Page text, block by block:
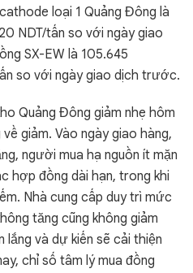
loại 1 Quảng Đông là
NDT/tấn so với ngày giao
SX-EW là 105.645
so với ngày giao dịch trước.
Quảng Đông giảm nhẹ hôm
giảm. Vào ngày giao hàng,
người mua hạ nguồn ít mặn
hợp đồng dài hạn, trong khi
Nhà cung cấp duy trì mức
tăng cũng không giảm
và dự kiến sẽ cải thiện
chỉ số tâm lý mua đồng